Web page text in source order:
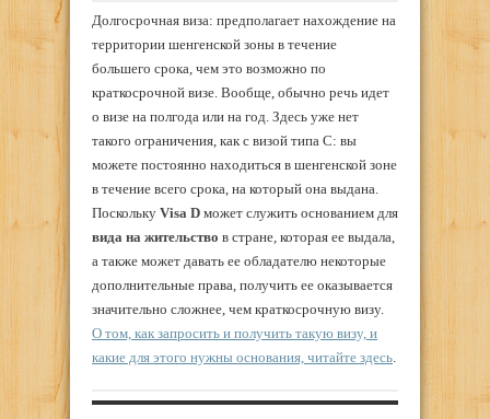
Долгосрочная виза: предполагает нахождение на
территории шенгенской зоны в течение
большего срока, чем это возможно по
краткосрочной визе. Вообще, обычно речь идет
о визе на полгода или на год. Здесь уже нет
такого ограничения, как с визой типа C: вы
можете постоянно находиться в шенгенской зоне
в течение всего срока, на который она выдана.
Поскольку Visa D может служить основанием для
вида на жительство в стране, которая ее выдала,
а также может давать ее обладателю некоторые
дополнительные права, получить ее оказывается
значительно сложнее, чем краткосрочную визу.
О том, как запросить и получить такую визу, и
какие для этого нужны основания, читайте здесь